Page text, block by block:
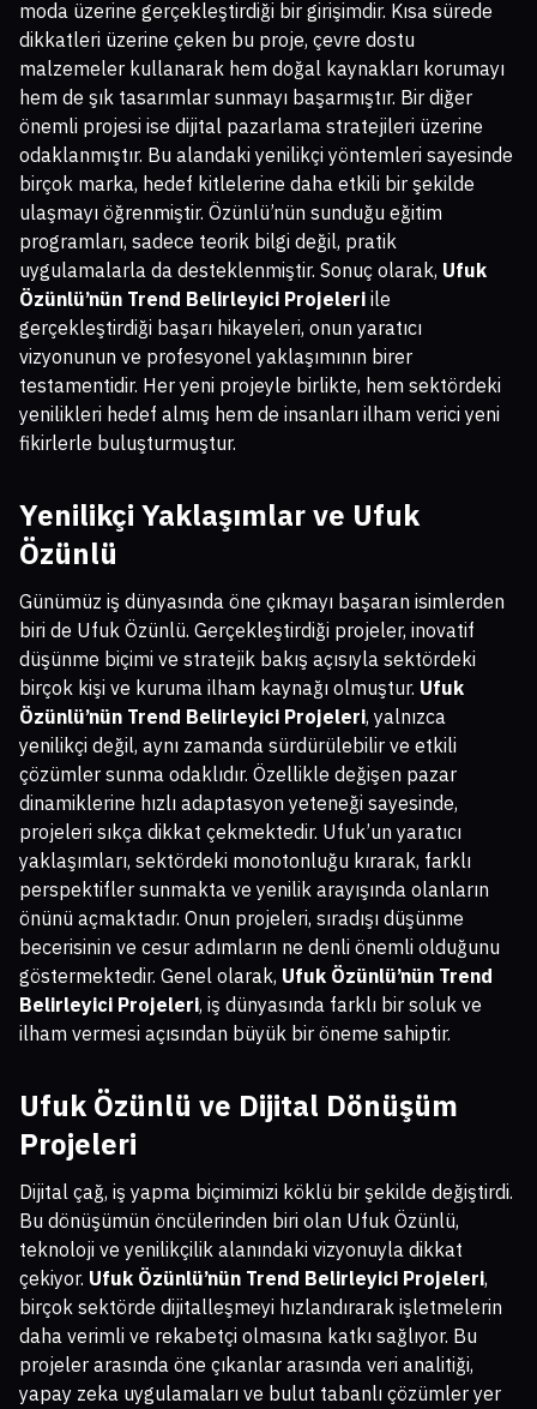
moda üzerine gerçekleştirdiği bir girişimdir. Kısa sürede
dikkatleri üzerine çeken bu proje, çevre dostu
malzemeler kullanarak hem doğal kaynakları korumayı
hem de şık tasarımlar sunmayı başarmıştır. Bir diğer
önemli projesi ise dijital pazarlama stratejileri üzerine
odaklanmıştır. Bu alandaki yenilikçi yöntemleri sayesinde
birçok marka, hedef kitlelerine daha etkili bir şekilde
ulaşmayı öğrenmiştir. Özünlü’nün sunduğu eğitim
programları, sadece teorik bilgi değil, pratik
uygulamalarla da desteklenmiştir. Sonuç olarak, Ufuk
Özünlü’nün Trend Belirleyici Projeleri ile
gerçekleştirdiği başarı hikayeleri, onun yaratıcı
vizyonunun ve profesyonel yaklaşımının birer
testamentidir. Her yeni projeyle birlikte, hem sektördeki
yenilikleri hedef almış hem de insanları ilham verici yeni
fikirlerle buluşturmuştur.
Yenilikçi Yaklaşımlar ve Ufuk
Özünlü
Günümüz iş dünyasında öne çıkmayı başaran isimlerden
biri de Ufuk Özünlü. Gerçekleştirdiği projeler, inovatif
düşünme biçimi ve stratejik bakış açısıyla sektördeki
birçok kişi ve kuruma ilham kaynağı olmuştur. Ufuk
Özünlü’nün Trend Belirleyici Projeleri, yalnızca
yenilikçi değil, aynı zamanda sürdürülebilir ve etkili
çözümler sunma odaklıdır. Özellikle değişen pazar
dinamiklerine hızlı adaptasyon yeteneği sayesinde,
projeleri sıkça dikkat çekmektedir. Ufuk’un yaratıcı
yaklaşımları, sektördeki monotonluğu kırarak, farklı
perspektifler sunmakta ve yenilik arayışında olanların
önünü açmaktadır. Onun projeleri, sıradışı düşünme
becerisinin ve cesur adımların ne denli önemli olduğunu
göstermektedir. Genel olarak, Ufuk Özünlü’nün Trend
Belirleyici Projeleri, iş dünyasında farklı bir soluk ve
ilham vermesi açısından büyük bir öneme sahiptir.
Ufuk Özünlü ve Dijital Dönüşüm
Projeleri
Dijital çağ, iş yapma biçimimizi köklü bir şekilde değiştirdi.
Bu dönüşümün öncülerinden biri olan Ufuk Özünlü,
teknoloji ve yenilikçilik alanındaki vizyonuyla dikkat
çekiyor. Ufuk Özünlü’nün Trend Belirleyici Projeleri,
birçok sektörde dijitalleşmeyi hızlandırarak işletmelerin
daha verimli ve rekabetçi olmasına katkı sağlıyor. Bu
projeler arasında öne çıkanlar arasında veri analitiği,
yapay zeka uygulamaları ve bulut tabanlı çözümler yer